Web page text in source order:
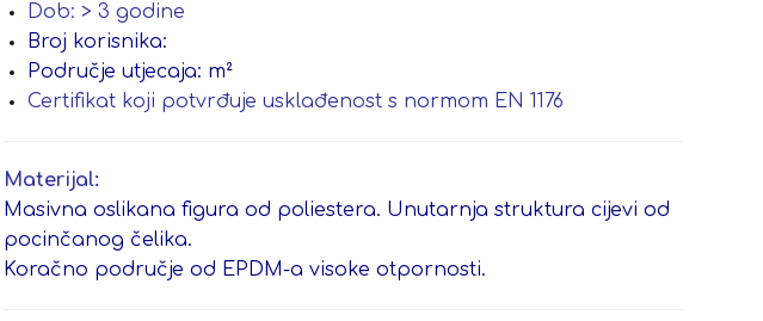
Dob: > 3 godine
Broj korisnika:
Područje utjecaja: m²
Certifikat koji potvrđuje usklađenost s normom EN 1176
Materijal:
Masivna oslikana figura od poliestera. Unutarnja struktura cijevi od
pocinčanog čelika.
Koračno područje od EPDM-a visoke otpornosti.